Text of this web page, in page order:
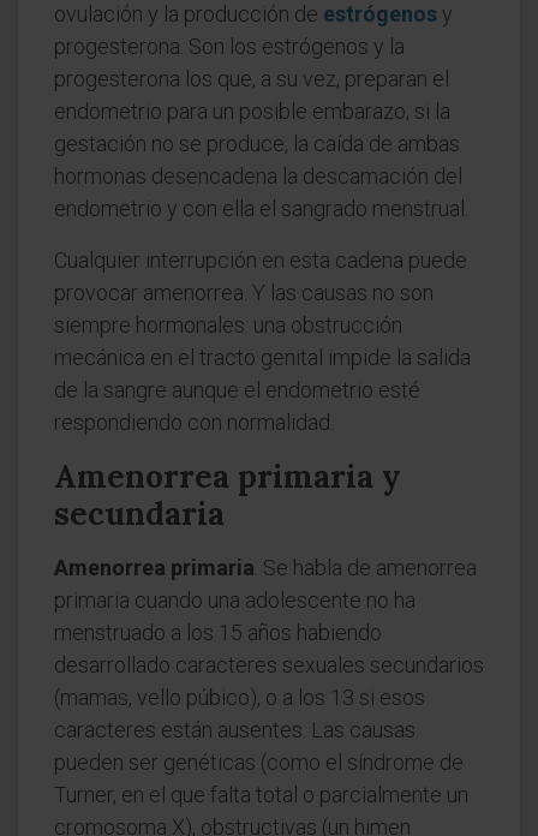
ovulación y la producción de estrógenosy
progesterona. Son los estrógenos y la
progesterona los que, a su vez, preparan el
endometrio para un posible embarazo; si la
gestación no se produce, la caída de ambas
hormonas desencadena la descamación del
endometrio y con ella el sangrado menstrual.
Cualquier interrupción en esta cadena puede
provocar amenorrea. Y las causas no son
siempre hormonales: una obstrucción
mecánica en el tracto genital impide la salida
de la sangre aunque el endometrio esté
respondiendo con normalidad.
Amenorrea primaria y
secundaria
Amenorrea primaria . Se habla de amenorrea
primaria cuando una adolescente no ha
menstruado a los 15 años habiendo
desarrollado caracteres sexuales secundarios
(mamas, vello púbico), o a los 13 si esos
caracteres están ausentes. Las causas
pueden ser genéticas (como el síndrome de
Turner, en el que falta total o parcialmente un
cromosoma X), obstructivas (un himen